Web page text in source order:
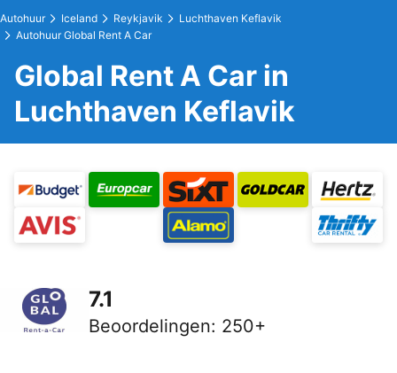
Autohuur Iceland Reykjavik
Luchthaven Keflavik
Autohuur Global Rent A Car
Global Rent A Car in
Luchthaven Keflavik
7.1
Beoordelingen: 250+